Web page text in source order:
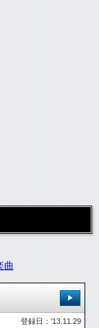
曲
登録日：'13.11.29